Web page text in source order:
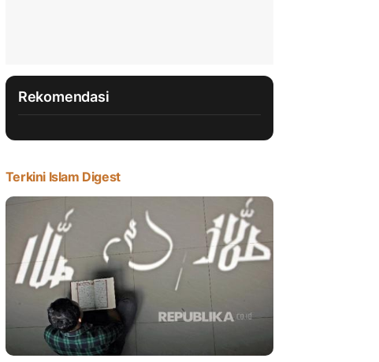
Rekomendasi
Terkini Islam Digest